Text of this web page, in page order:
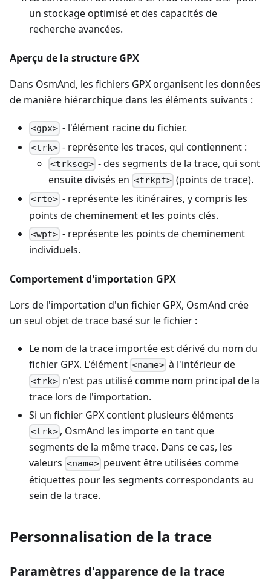
un stockage optimisé et des capacités de
recherche avancées.
Aperçu de la structure GPX
Dans OsmAnd, les fichiers GPX organisent les données
de manière hiérarchique dans les éléments suivants :
<gpx> - l'élément racine du fichier.
<trk> - représente les traces, qui contiennent :
<trkseg> - des segments de la trace, qui sont
ensuite divisés en <trkpt> (points de trace).
<rte> - représente les itinéraires, y compris les
points de cheminement et les points clés.
<wpt> - représente les points de cheminement
individuels.
Comportement d'importation GPX
Lors de l'importation d'un fichier GPX, OsmAnd crée
un seul objet de trace basé sur le fichier :
Le nom de la trace importée est dérivé du nom du
fichier GPX. L'élément <name> à l'intérieur de
<trk> n'est pas utilisé comme nom principal de la
trace lors de l'importation.
Si un fichier GPX contient plusieurs éléments
<trk> , OsmAnd les importe en tant que
segments de la même trace. Dans ce cas, les
valeurs <name> peuvent être utilisées comme
étiquettes pour les segments correspondants au
sein de la trace.
Personnalisation de la trace
Paramètres d'apparence de la trace